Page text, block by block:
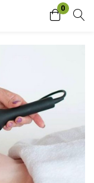
0
Lost password?